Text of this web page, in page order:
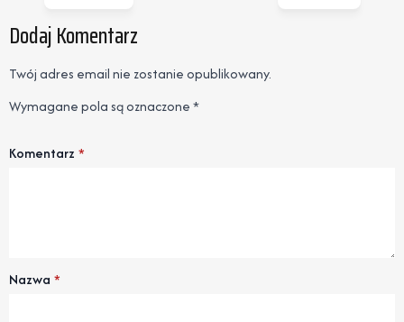
Dodaj Komentarz
Twój adres email nie zostanie opublikowany.
Wymagane pola są oznaczone*
Komentarz *
Nazwa *